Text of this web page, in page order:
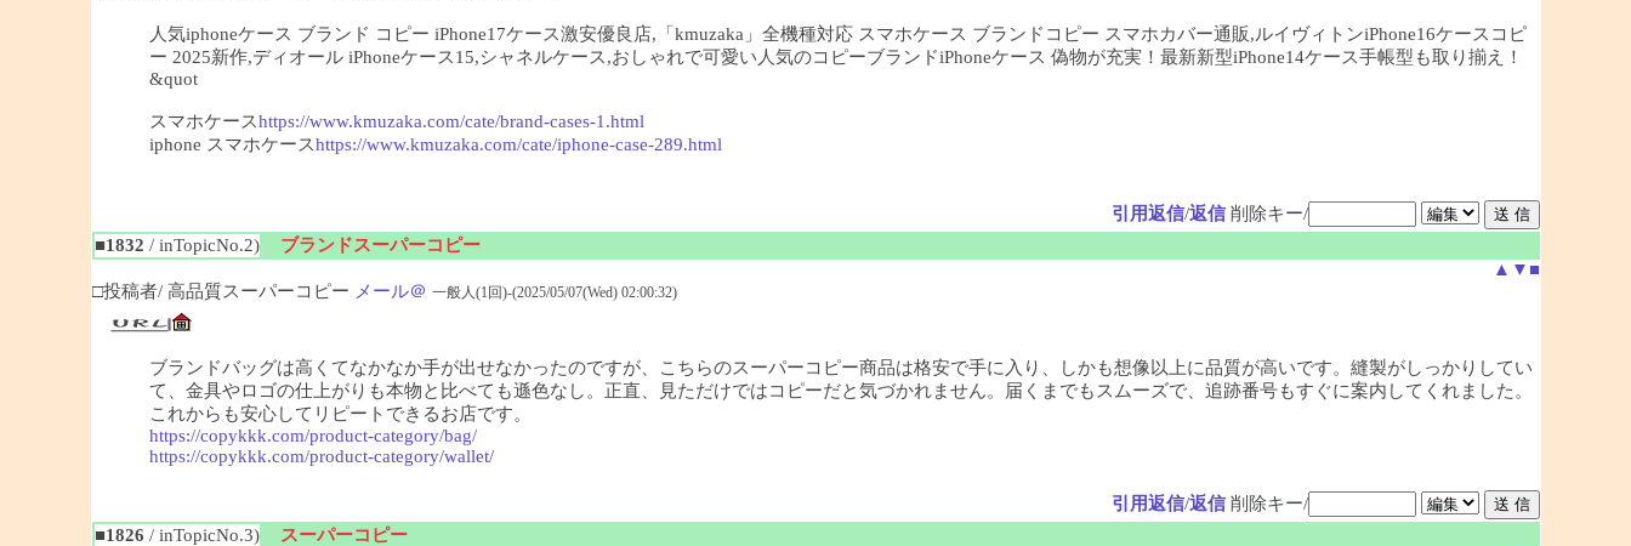
人気iphoneケース ブランド コピー iPhone17ケース激安優良店,「kmuzaka」全機種対応 スマホケース ブランドコピー スマホカバー通販,ルイヴィトンiPhone16ケースコピ
ー 2025新作,ディオール iPhoneケース15,シャネルケース,おしゃれで可愛い人気のコピーブランドiPhoneケース 偽物が充実！最新新型iPhone14ケース手帳型も取り揃え！
&quot
スマホケースhttps://www.kmuzaka.com/cate/brand-cases-1.html
iphone スマホケースhttps://www.kmuzaka.com/cate/iphone-case-289.html
引用返信/返信 削除キー/
■1832 / inTopicNo.2)
ブランドスーパーコピー
▲ ▼ ■
□投稿者/ 高品質スーパーコピー メール＠ 一般人(1回)-(2025/05/07(Wed) 02:00:32)
ブランドバッグは高くてなかなか手が出せなかったのですが、こちらのスーパーコピー商品は格安で手に入り、しかも想像以上に品質が高いです。縫製がしっかりしてい
て、金具やロゴの仕上がりも本物と比べても遜色なし。正直、見ただけではコピーだと気づかれません。届くまでもスムーズで、追跡番号もすぐに案内してくれました。
これからも安心してリピートできるお店です。
https://copykkk.com/product-category/bag/
https://copykkk.com/product-category/wallet/
引用返信/返信 削除キー/
■1826 / inTopicNo.3)
スーパーコピー